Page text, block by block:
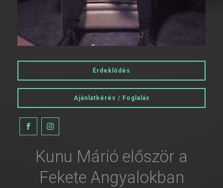
Érdeklődés
Ajánlatkérés / Foglalás
Kunu Márió először a
Fekete Angyalokban